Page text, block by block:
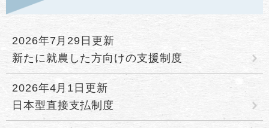
2026年7月29日更新
新たに就農した方向けの支援制度
2026年4月1日更新
日本型直接支払制度